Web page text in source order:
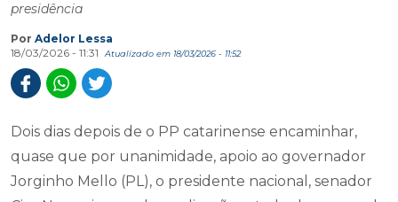
presidência
Por Adelor Lessa
18/03/2026 - 11:31
Atualizado em 18/03/2026 - 11:52
Dois dias depois de o PP catarinense encaminhar,
quase que por unanimidade, apoio ao governador
Jorginho Mello (PL), o presidente nacional, senador